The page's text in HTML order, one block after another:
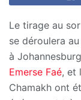
Le tirage au
se déroulera
à
Emerse Faé, et
Chamakh ont